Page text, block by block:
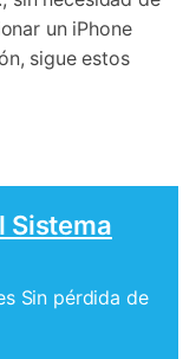
un iPhone
sigue estos
Sistema
Sin pérdida de